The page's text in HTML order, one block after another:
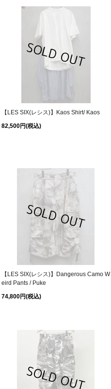
【LES SIX(レシス)】Kaos Shirt/ Kaos
82,500円(税込)
【LES SIX(レシス)】Dangerous Camo W
eird Pants / Puke
74,800円(税込)